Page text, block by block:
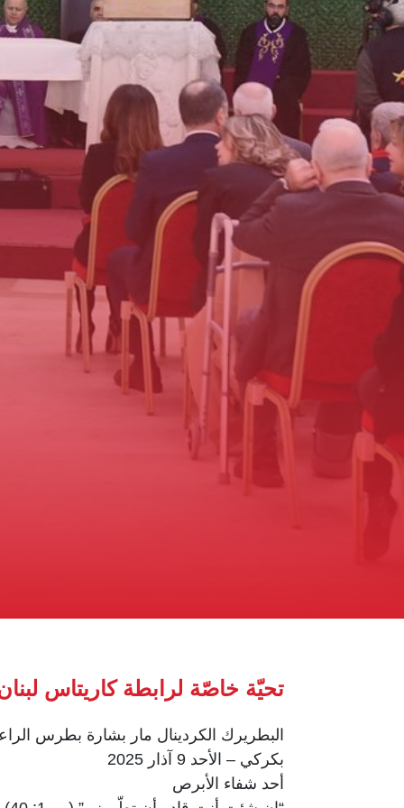
تحيّة خاصّة لرابطة كاريتاس
البطريرك الكردينال مار بشارة بطرس
بكركي – الأحد 9 آذار 2025
أحد شفاء الأبرص